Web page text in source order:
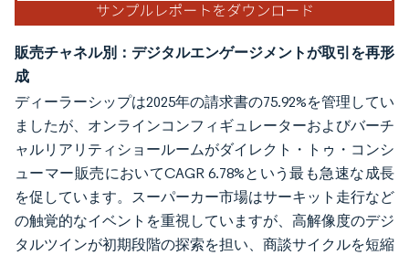
販売チャネル別：デジタルエンゲージメントが取引を再形
成
ディーラーシップは2025年の請求書の75.92%を管理してい
ましたが、オンラインコンフィギュレーターおよびバーチ
ャルリアリティショールームがダイレクト・トゥ・コンシ
ューマー販売においてCAGR 6.78%という最も急速な成長
を促しています。スーパーカー市場はサーキット走行など
の触覚的なイベントを重視していますが、高解像度のデジ
タルツインが初期段階の探索を担い、商談サイクルを短縮